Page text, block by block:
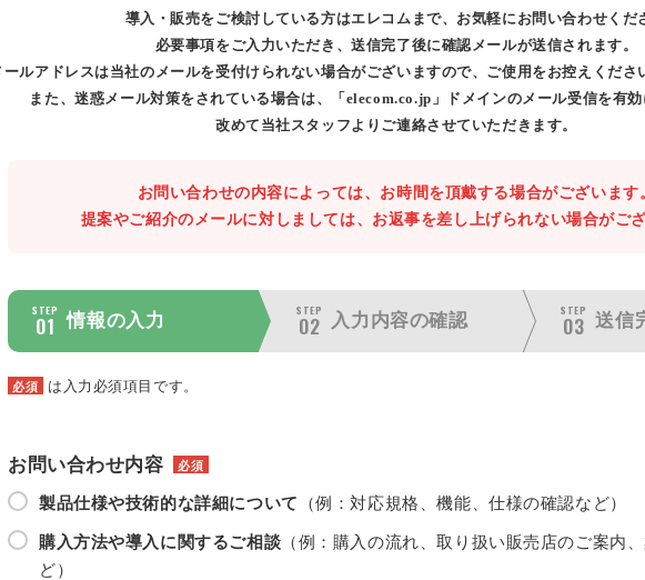
導入・販売をご検討している方はエレコムまで、お気軽にお問い合わせくだ
必要事項をご入力いただき、送信完了後に確認メールが送信されます。
ールアドレスは当社のメールを受付けられない場合がございますので、ご使用をお控えくださ
また、迷惑メール対策をされている場合は、「elecom.co.jp」ドメインのメール受信を有効
改めて当社スタッフよりご連絡させていただきます。
お問い合わせの内容によっては、お時間を頂戴する場合がございます
提案やご紹介のメールに対しましては、お返事を差し上げられない場合がござ
STEP
01 情報の入力
STEP
02 入力内容の確認
STEP
03 送信
必須 は入力必須項目です。
お問い合わせ内容 必須
製品仕様や技術的な詳細について （例：対応規格、機能、仕様の確認など）
購入方法や導入に関するご相談 （例：購入の流れ、取り扱い販売店のご案内
ど）